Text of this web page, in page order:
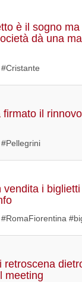
è il sogno
dà una
il
vendita i
retroscena
meeting